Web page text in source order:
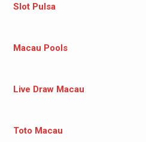
Slot Pulsa
Macau Pools
Live Draw Macau
Toto Macau